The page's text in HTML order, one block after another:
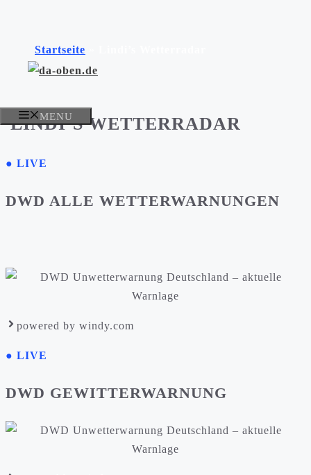
springen
MENU
Startseite
LINDI’S WETTERRADAR
● LIVE
DWD ALLE WETTERWARNUNGEN
powered by windy.com
● LIVE
DWD GEWITTERWARNUNG